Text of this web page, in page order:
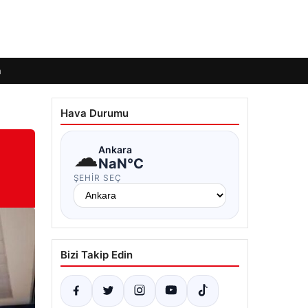
Hava Durumu
☁Ankara
NaN°C
ŞEHIR SEÇ
Bizi Takip Edin